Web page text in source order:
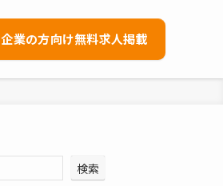
企業の方向け無料求人掲載
検索